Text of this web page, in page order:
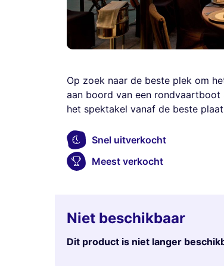
Op zoek naar de beste plek om
aan boord van een
het spektakel vanaf de beste
Snel uitverkocht
Meest verkocht
Niet beschikbaar
Dit product is niet langer